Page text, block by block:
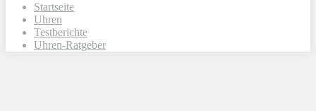
Startseite
Uhren
Testberichte
Uhren-Ratgeber